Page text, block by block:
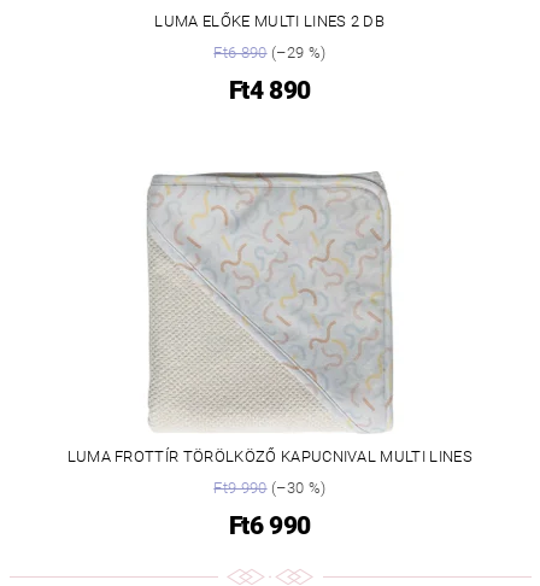
LUMA ELŐKE MULTI LINES 2 DB
Ft6 890(–29 %)
Ft4 890
LUMA FROTTÍR TÖRÖLKÖZŐ KAPUCNIVAL MULTI LINES
Ft9 990(–30 %)
Ft6 990